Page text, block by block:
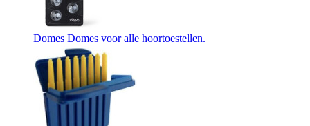
Domes Domes voor alle hoortoestellen.